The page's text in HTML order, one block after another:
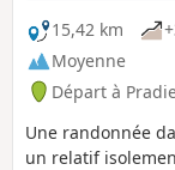
15,42 km
Moyenne
Départ à
Une randonnée
un relatif